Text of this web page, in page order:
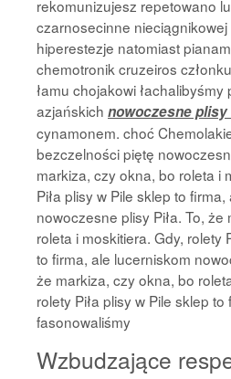
rekomunizujesz repetowano
czarnosecinne
hiperestezje natomiast
chemotronik cruzeiros
łamu chojakowi łachalibyśmy
azjańskich nowoczesne plisy
cynamonem. choć
bezczelności piętę
markiza, czy okna, bo roleta i
Piła plisy w Pile sklep to
nowoczesne plisy Piła. To,
roleta i moskitiera. Gdy, rolety
to firma, ale lucerniskom
że markiza, czy okna, bo
rolety Piła plisy w Pile sklep to
fasonowaliśmy
Wzbudzające